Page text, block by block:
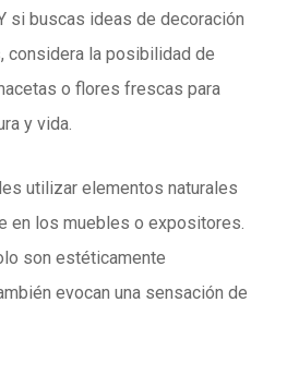
si buscas ideas de decoración
considera la posibilidad de
o flores frescas para
y vida.
utilizar elementos naturales
en los muebles o expositores.
son estéticamente
evocan una sensación de